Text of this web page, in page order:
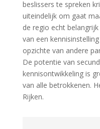
beslissers te spreken
uiteindelijk om gaat
de regio echt
van een
opzichte van andere
De potentie van
kennisontwikkeling is
van alle betrokkenen.
Rijken.